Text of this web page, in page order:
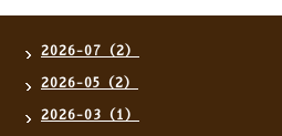
2026-07（2）
2026-05（2）
2026-03（1）